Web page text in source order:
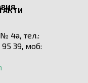
4а, тел.:
39, моб: